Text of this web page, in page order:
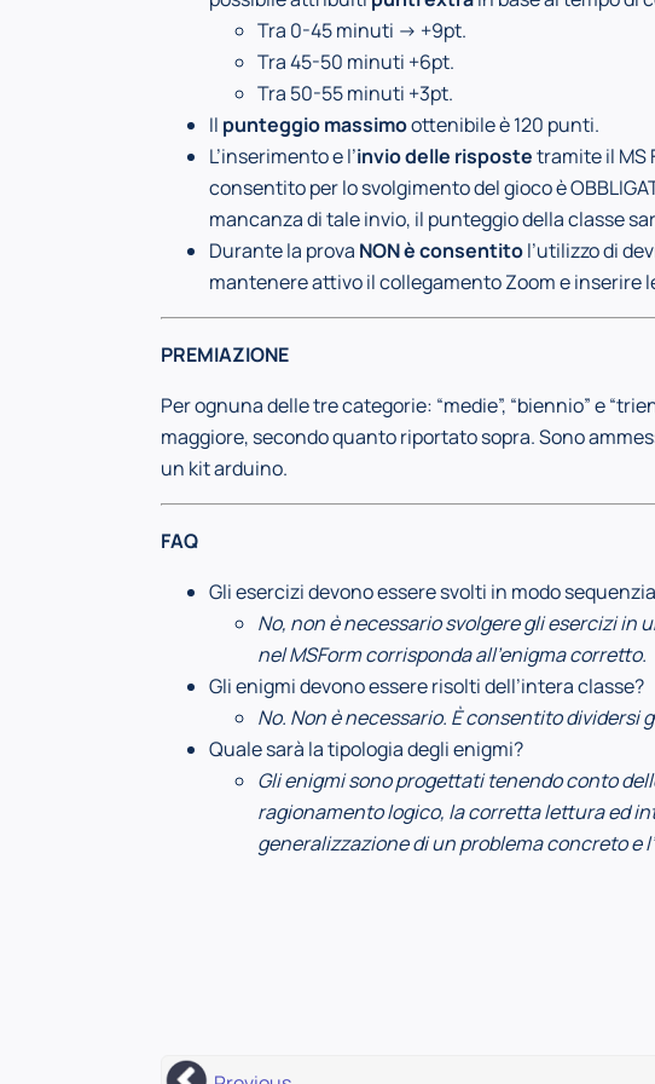
Tra 0-45 minuti -> +9pt.
Tra 45-50 minuti +6pt.
Tra 50-55 minuti +3pt.
Il punteggio massimoottenibile è 120 punti.
L’inserimento e l’invio delle rispostetramite il MS
consentito per lo svolgimento del gioco è
mancanza di tale invio, il punteggio della classe
Durante la prova NON è consentitol’utilizzo di
mantenere attivo il collegamento Zoom e inserire
PREMIAZIONE
Per ognuna delle tre categorie: “medie”, “biennio” e
maggiore, secondo quanto riportato sopra. Sono
un kit arduino.
FAQ
Gli esercizi devono essere svolti in modo
No, non è necessario svolgere gli esercizi in
nel MSForm corrisponda all’enigma corretto.
Gli enigmi devono essere risolti dell’intera classe?
No. Non è necessario. È consentito dividersi
Quale sarà la tipologia degli enigmi?
Gli enigmi sono progettati tenendo conto
ragionamento logico, la corretta lettura ed
generalizzazione di un problema concreto e